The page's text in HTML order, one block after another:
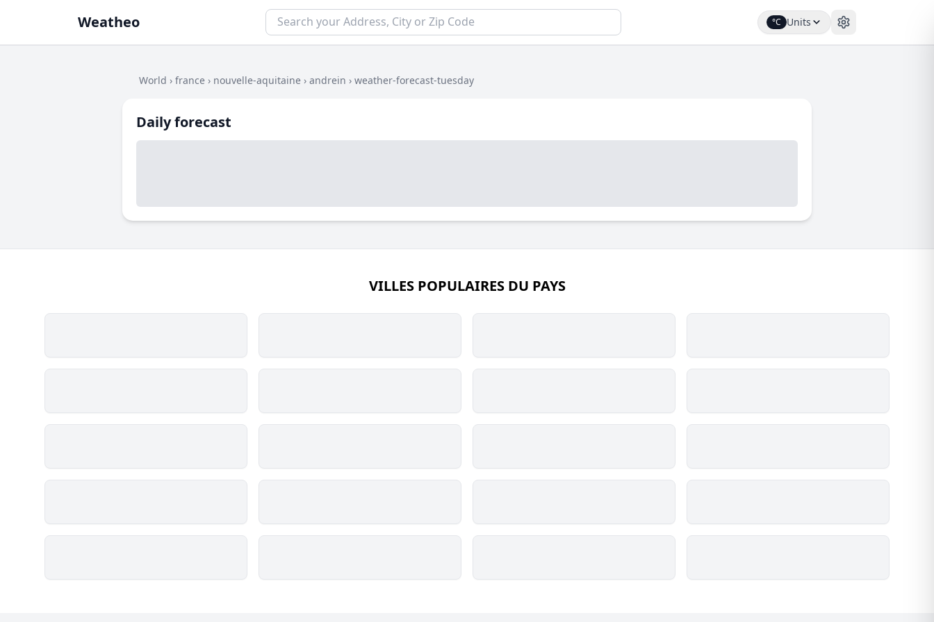
Weatheo °C Units
World › france › nouvelle-aquitaine › andrein › weather-forecast-tuesday
Daily forecast
VILLES POPULAIRES DU PAYS